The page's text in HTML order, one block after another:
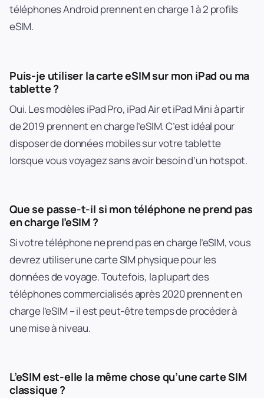
téléphones Android prennent en charge 1 à 2 profils
eSIM.
Puis-je utiliser la carte eSIM sur mon iPad ou ma
tablette ?
Oui. Les modèles iPad Pro, iPad Air et iPad Mini à partir
de 2019 prennent en charge l’eSIM. C’est idéal pour
disposer de données mobiles sur votre tablette
lorsque vous voyagez sans avoir besoin d’un hotspot.
Que se passe-t-il si mon téléphone ne prend pas
en charge l’eSIM ?
Si votre téléphone ne prend pas en charge l’eSIM, vous
devrez utiliser une carte SIM physique pour les
données de voyage. Toutefois, la plupart des
téléphones commercialisés après 2020 prennent en
charge l’eSIM – il est peut-être temps de procéder à
une mise à niveau.
L’eSIM est-elle la même chose qu’une carte SIM
classique ?